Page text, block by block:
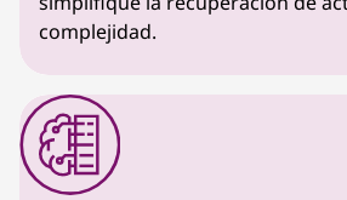
complejidad.